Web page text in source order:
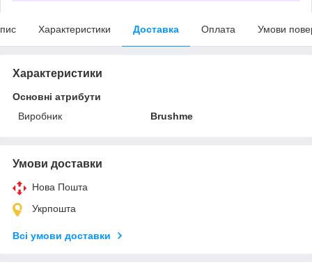
Характеристики Доставка Оплата Умови
Характеристики
Основні атрибути
Виробник
Brushme
Умови доставки
Нова Пошта
Укрпошта
Всі умови доставки